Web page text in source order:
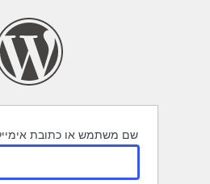
שם משתמש או כתובת